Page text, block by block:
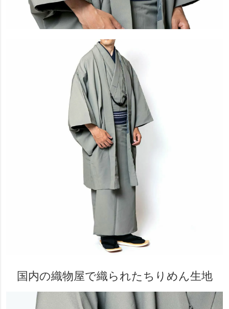
国内の織物屋で織られたちりめん生地